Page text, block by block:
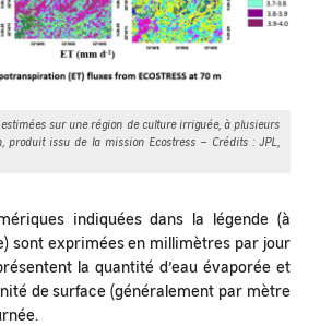
sur une région de culture irriguée, à plusieurs
produit issu de la mission Ecostress – Crédits : JPL,
indiquées dans la légende (à
sont exprimées en millimètres par jour
la quantité d’eau évaporée et
de surface (généralement par mètre